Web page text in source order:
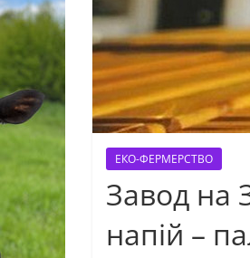
ЕКО-ФЕРМЕРСТВО
Завод на
напій –